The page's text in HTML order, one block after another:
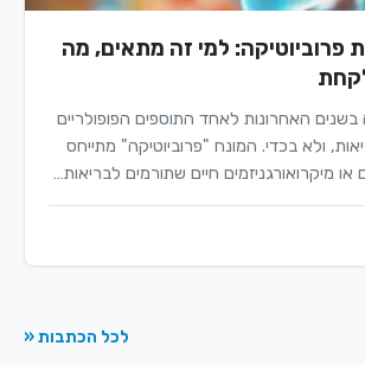
פרוביוטיקה: למי זה מתאים, מה
בשנים האחרונות לאחד התוספים הפופולריים
ולא בכדי. המונח "פרוביוטיקה" מתייחס
או מיקרואורגניזמים חיים שתורמים לבריאות…
לכל הכתבות «